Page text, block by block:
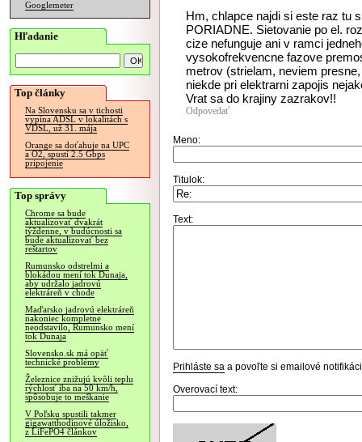
Googlemeter
Hľadanie
Top články
Na Slovensku sa v tichosti
vypína ADSL v lokalitách s
VDSL, už 31. mája
Orange sa doťahuje na UPC
a O2, spustí 2.5 Gbps
pripojenie
Top správy
Chrome sa bude
aktualizovať dvakrát
týždenne, v budúcnosti sa
bude aktualizovať bez
reštartov
Rumunsko odstrelmi a
blokádou mení tok Dunaja,
aby udržalo jadrovú
elektráreň v chode
Maďarsko jadrovú elektráreň
nakoniec kompletne
neodstavilo, Rumunsko mení
tok Dunaja
Slovensko.sk má opäť
technické problémy
Železnice znižujú kvôli teplu
rýchlosť iba na 50 km/h,
spôsobuje to meškanie
V Poľsku spustili takmer
gigawatthodinové úložisko,
z LiFePO4 článkov
Hm, chlapce najdi si este raz tu
PORIADNE. Sietovanie po el.
cize nefunguje ani v ramci
vysokofrekvencne fazove
metrov (strielam, neviem
niekde pri elektrarni zapojis
Vrat sa do krajiny zazrakov!!
Odpovedať
Meno:
Titulok:
Text:
Prihláste sa a povoľte si emailové
Overovací text: